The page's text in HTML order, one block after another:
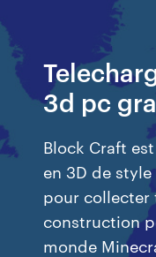
3d pc
Block Craft
en 3D de
pour collecter
construction
monde